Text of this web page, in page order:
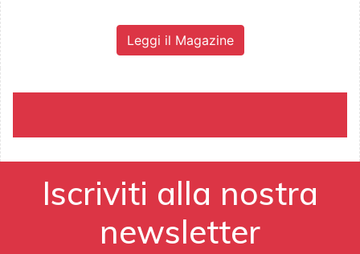
Leggi il Magazine
Iscriviti alla nostra
newsletter